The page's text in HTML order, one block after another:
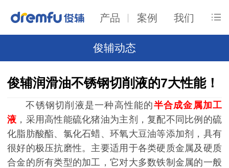
产品 案例 我们
俊辅动态
俊辅润滑油不锈钢切削液的7大性能！
不锈钢切削液是一种高性能的半合成金属加工
液 ，采用高性能硫化猪油为主剂，复配不同比例的硫
化脂肪酸酯、氯化石蜡、环氧大豆油等添加剂，具有
很好的极压抗磨性。主要适用于各类硬质金属及硬质
合金的所有类型的加工，它对大多数铁制金属的一般